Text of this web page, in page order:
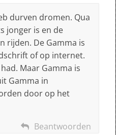
durven dromen. Qua
jonger is en de
rijden. De Gamma is
of op internet.
Maar Gamma is
Gamma in
door op het
Beantwoorden